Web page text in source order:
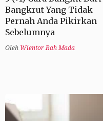
Bangkrut Yang Tidak
Pernah Anda Pikirkan
Sebelumnya
Oleh Wientor Rah Mada